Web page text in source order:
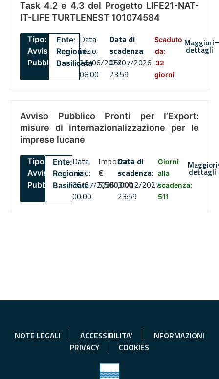
Task 4.2 e 4.3 del Progetto LIFE21-NAT-
IT-LIFE TURTLENEST 101074584
Tipo:
Avviso
Pubblico
Ente:
Regione
Basilicata
Data
inizio:
26/06/2026
08:00
Data di
scadenza:
06/07/2026
23:59
Scaduto
da:
32
giorni
Maggiori
dettagli
Avviso Pubblico Pronti per l’Export:
misure di internazionalizzazione per le
imprese lucane
Tipo:
Avviso
Pubblico
Ente:
Regione
Basilicata
Data
inizio:
06/07/2026
00:00
Importo
€
5,500,000
Data di
scadenza:
31/12/2027
23:59
Giorni
alla
scadenza:
511
Maggiori
dettagli
NOTE LEGALI ACCESSIBILITA'
INFORMAZIONI
PRIVACY
COOKIES